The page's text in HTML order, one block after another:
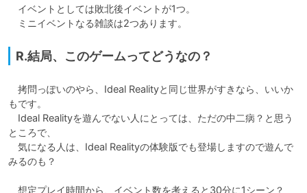
イベントとしては敗北後イベントが1つ。
ミニイベントなる雑談は2つあります。
R.結局、このゲームってどうなの？
拷問っぽいのやら、Ideal Realityと同じ世界がすきなら、いいか
もです。
Ideal Realityを遊んでない人にとっては、ただの中二病？と思う
ところで、
気になる人は、Ideal Realityの体験版でも登場しますので遊んで
みるのも？
想定プレイ時間から、イベント数を考えると30分に1シーン？